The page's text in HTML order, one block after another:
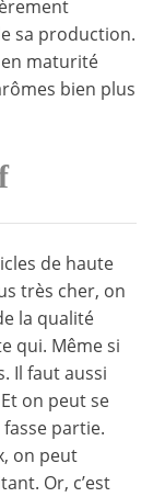
sa production.
en maturité
bien plus
de haute
très cher, on
la qualité
qui. Même si
Il faut aussi
on peut se
partie.
on peut
Or, c’est